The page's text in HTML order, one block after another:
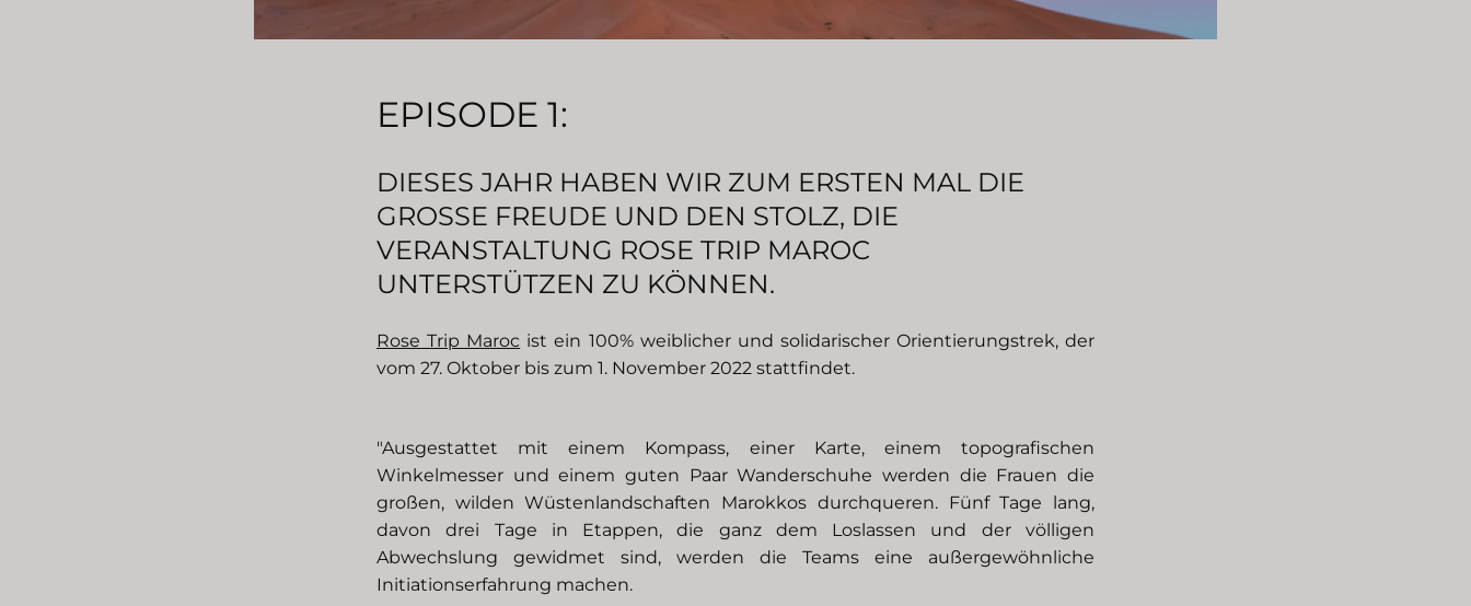
EPISODE 1:
DIESES JAHR HABEN WIR ZUM ERSTEN MAL DIE
GROSSE FREUDE UND DEN STOLZ, DIE V
ERANSTALTUNG ROSE TRIP MAROC
UNTERSTÜTZEN ZU KÖNNEN.
Rose Trip Maroc ist ein 100% weiblicher und solidarischer Orientierungstrek, der
vom 27. Oktober bis zum 1. November 2022 stattfindet.
"Ausgestattet mit einem Kompass, einer Karte, einem topografischen
Winkelmesser und einem guten Paar Wanderschuhe werden die Frauen die
großen, wilden Wüstenlandschaften Marokkos durchqueren. Fünf Tage lang,
davon drei Tage in Etappen, die ganz dem Loslassen und der völligen
Abwechslung gewidmet sind, werden die Teams eine außergewöhnliche
Initiationserfahrung machen.